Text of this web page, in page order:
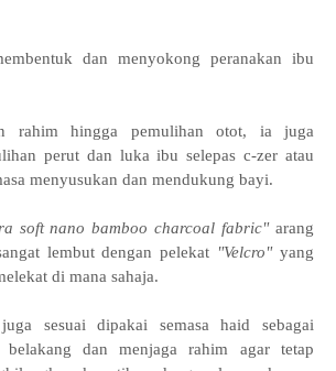
dan menyokong peranakan ibu
rahim hingga pemulihan otot, ia juga
perut dan luka ibu selepas c-zer atau
menyusukan dan mendukung bayi.
soft nano bamboo charcoal fabric"arang
lembut dengan pelekat "Velcro"yang
di mana sahaja.
sesuai dipakai semasa haid sebagai
belakang dan menjaga rahim agar tetap